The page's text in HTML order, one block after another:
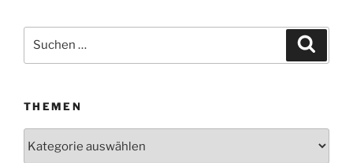
Suchen
THEMEN